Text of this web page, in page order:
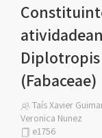
(Fabaceae)
Taís Xavier
Veronica Nunez
e1756